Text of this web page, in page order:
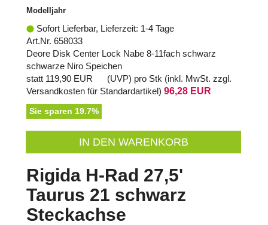
Modelljahr
Sofort Lieferbar, Lieferzeit: 1-4 Tage
Art.Nr. 658033
Deore Disk Center Lock Nabe 8-11fach schwarz
schwarze Niro Speichen
statt 119,90 EUR (UVP) pro Stk (inkl. MwSt. zzgl.
Versandkosten für Standardartikel) 96,28 EUR
Sie sparen 19.7%
IN DEN WARENKORB
Rigida H-Rad 27,5'
Taurus 21 schwarz
Steckachse